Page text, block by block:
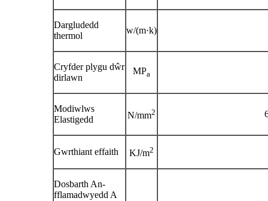
Dargludedd
thermol
w/(m·k)
Cryfder plygu dŵr
dirlawn
MPa
Modiwlws
Elastigedd
N/mm2
Gwrthiant effaith KJ/m2
Dosbarth An-
fflamadwyedd A